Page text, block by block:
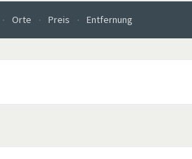
Orte Preis Entfernung